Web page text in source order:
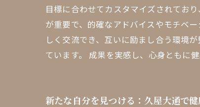
目標に合わせてカスタマイズされてお
が重要で、的確なアドバイスやモチベ
しく交流でき、互いに励まし合う環境
ています。 成果を実感し、心身ともに
新たな自分を見つける：久屋大通で